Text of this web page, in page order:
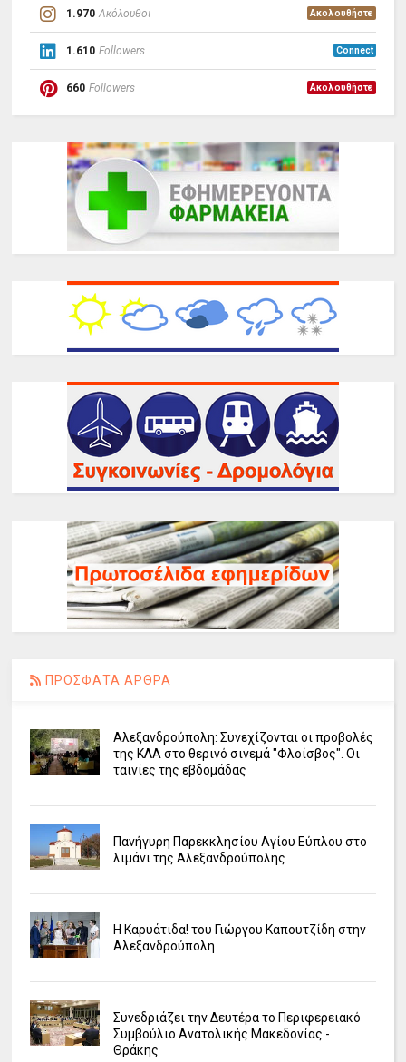
1.970 Ακόλουθοι Ακολουθήστε
1.610 Followers Connect
660 Followers Ακολουθήστε
ΠΡΟΣΦΑΤΑ ΑΡΘΡΑ
Αλεξανδρούπολη: Συνεχίζονται οι προβολές
της ΚΛΑ στο θερινό σινεμά "Φλοίσβος". Οι
ταινίες της εβδομάδας
Πανήγυρη Παρεκκλησίου Αγίου Εύπλου στο
λιμάνι της Αλεξανδρούπολης
Η Καρυάτιδα! του Γιώργου Καπουτζίδη στην
Αλεξανδρούπολη
Συνεδριάζει την Δευτέρα το Περιφερειακό
Συμβούλιο Ανατολικής Μακεδονίας -
Θράκης